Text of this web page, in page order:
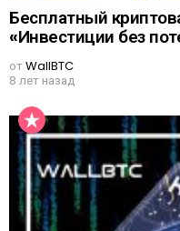
Бесплатный
«Инвестиции без
отWallBTC
8 лет назад